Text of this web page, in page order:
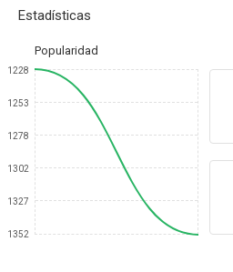
Estadísticas
Popularidad
1228
1253
1278
1302
1327
1352